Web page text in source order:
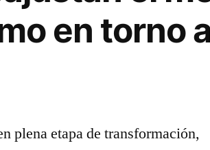
en torno
plena etapa de transformación,